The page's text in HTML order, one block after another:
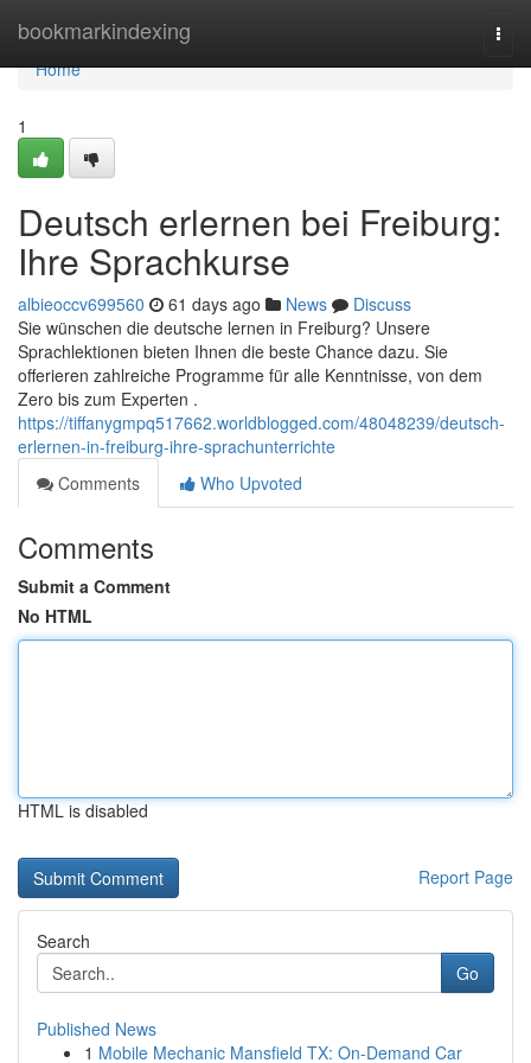
bookmarkindexing
Home
Home
1
Deutsch erlernen bei Freiburg:
Ihre Sprachkurse
albieoccv699560 61 days ago News
Discuss
Sie wünschen die deutsche lernen in Freiburg? Unsere
Sprachlektionen bieten Ihnen die beste Chance dazu. Sie
offerieren zahlreiche Programme für alle Kenntnisse, von dem
Zero bis zum Experten .
https://tiffanygmpq517662.worldblogged.com/48048239/deutsch-
erlernen-in-freiburg-ihre-sprachunterrichte
Comments
Who Upvoted
Comments
Submit a Comment
No HTML
HTML is disabled
Report Page
Search
Go
Published News
1 Mobile Mechanic Mansfield TX: On-Demand Car